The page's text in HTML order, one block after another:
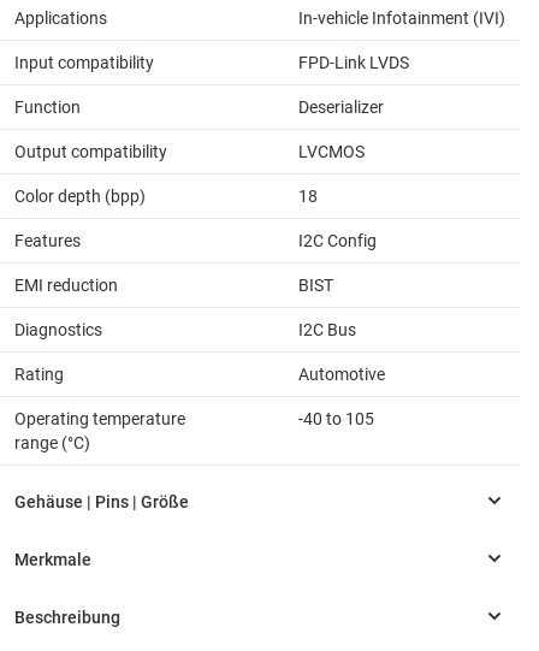
Applications In-vehicle Infotainment (IVI)
Input compatibility FPD-Link LVDS
Function Deserializer
Output compatibility LVCMOS
Color depth (bpp) 18
Features I2C Config
EMI reduction BIST
Diagnostics I2C Bus
Rating Automotive
Operating temperature
range (°C)
-40 to 105